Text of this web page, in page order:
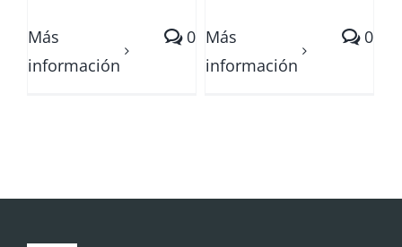
Más
información
0 Más
información
0